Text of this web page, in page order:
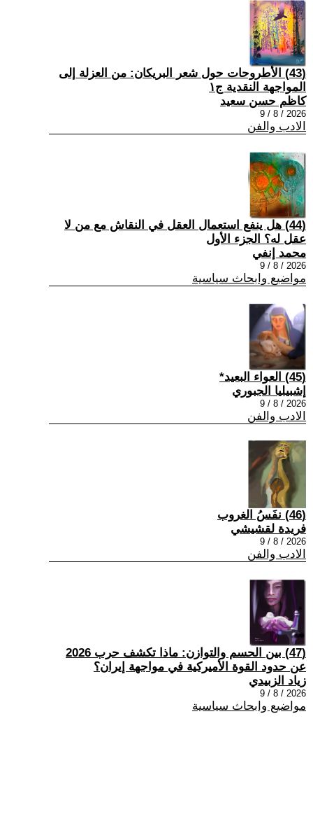
(43) الأطروحات حول شعر البريكان: من العزلة إلى
المواجهة النقدية ج١
كاظم حسن سعيد
2026 / 8 / 9
الادب والفن
(44) هل ينفع استعمال العقل في النقاش مع من لا
عقل له؟ الجزء الأول
محمد إنفي
2026 / 8 / 9
مواضيع وابحاث سياسية
(45) العواء البعيد*
إشبيليا الجبوري
2026 / 8 / 9
الادب والفن
(46) نفَسُ الغروب
فريدة لقشيشي
2026 / 8 / 9
الادب والفن
(47) بين الحسم والتوازن: ماذا تكشف حرب 2026
عن حدود القوة الأميركية في مواجهة إيران؟
زياد الزبيدي
2026 / 8 / 9
مواضيع وابحاث سياسية